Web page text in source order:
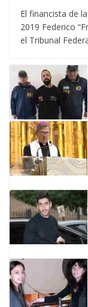
El financista de
2019 Federico
el Tribunal